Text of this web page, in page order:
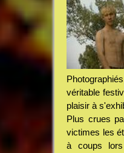
véritable
plaisir à
Plus crues
victimes les
à coups